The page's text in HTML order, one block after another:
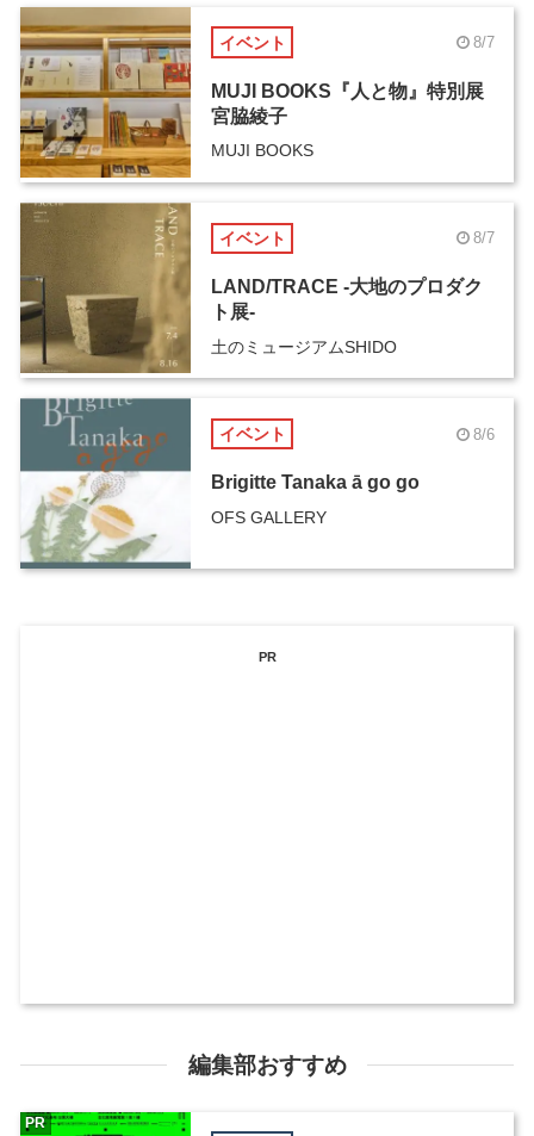
イベント 8/7
MUJI BOOKS『人と物』特別展
宮脇綾子
MUJI BOOKS
イベント 8/7
LAND/TRACE -大地のプロダク
ト展-
土のミュージアムSHIDO
イベント 8/6
Brigitte Tanaka ā go go
OFS GALLERY
PR
編集部おすすめ
PR